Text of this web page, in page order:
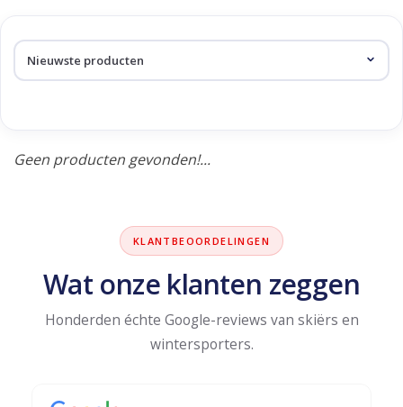
Producten getagd met ski
jacket
Geen producten gevonden!...
KLANTBEOORDELINGEN
Wat onze klanten zeggen
Honderden échte Google-reviews van skiërs en
wintersporters.